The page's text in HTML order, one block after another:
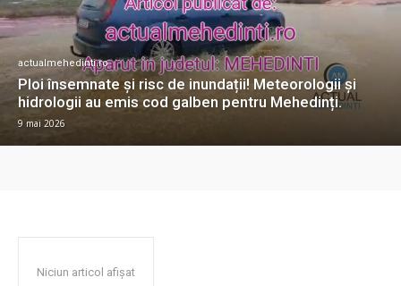
actualmehedinti.ro
Ploi însemnate și risc de inundații! Meteorologii și
hidrologii au emis cod galben pentru Mehedinți.
9 mai 2026
Niciun articol afișat